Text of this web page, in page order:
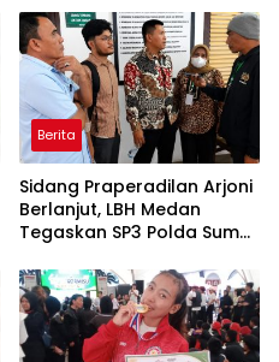
Berita
Sidang Praperadilan Arjoni
Berlanjut, LBH Medan
Tegaskan SP3 Polda Sumut